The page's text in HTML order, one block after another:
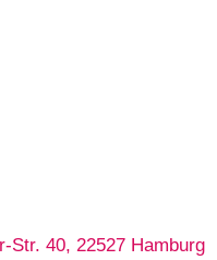
Str. 40, 22527 Hamburg